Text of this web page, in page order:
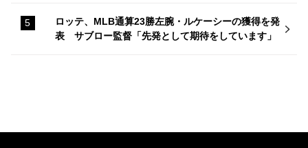
ロッテ、MLB通算23勝左腕・ルケーシーの獲得を発
表 サブロー監督「先発として期待をしています」